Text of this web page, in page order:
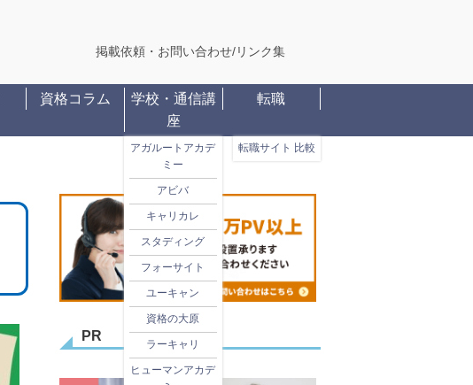
掲載依頼・お問い合わせ/リンク集
資格コラム
学校・通信講
座
アガルートアカデ
ミー
アビバ
キャリカレ
スタディング
フォーサイト
ユーキャン
資格の大原
ラーキャリ
ヒューマンアカデ
転職
転職サイト 比較
PR